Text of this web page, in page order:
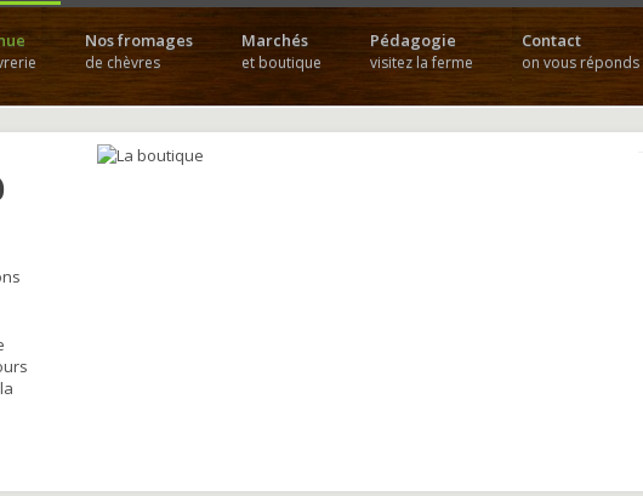
Nos fromages
de chèvres
Marchés
et boutique
Pédagogie
visitez la ferme
Contact
on vous réponds